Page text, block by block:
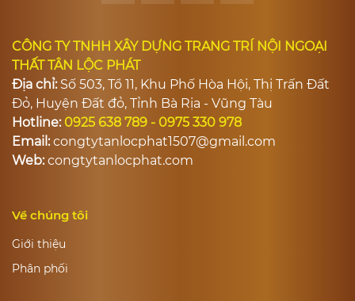
CÔNG TY TNHH XÂY DỰNG TRANG TRÍ NỘI NGOẠI
THẤT TÂN LỘC PHÁT
Địa chỉ:Số 503, Tổ 11, Khu Phố Hòa Hội, Thị Trấn Đất
Đỏ, Huyện Đất đỏ, Tỉnh Bà Rịa - Vũng Tàu
Hotline: 0925 638 789 - 0975 330 978
Email:congtytanlocphat1507@gmail.com
Web:congtytanlocphat.com
Về chúng tôi
Giới thiệu
Phân phối